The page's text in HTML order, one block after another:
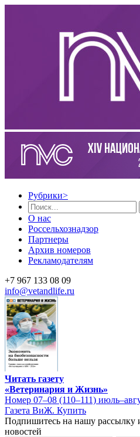
Рубрики>
О нас
Россельхознадзор
Партнеры
Архив номеров
Рекламодателям
+7 967 133 08 09
info@vetandlife.ru
Читать газету
«Ветеринария и Жизнь»
Номер 07–08 (110–111)
Газета ВиЖ. Купить
Подпишитесь на нашу рассылку
новостей